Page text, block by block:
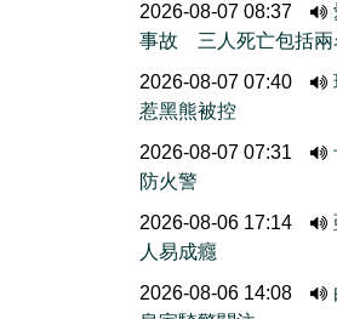
2026-08-07 08:37
事故 三人死亡包括兩
2026-08-07 07:40
惹黑熊被控
2026-08-07 07:31
防火警
2026-08-06 17:14
人易成癮
2026-08-06 14:08